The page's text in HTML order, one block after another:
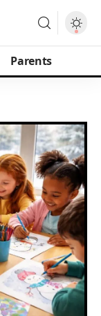
Parents